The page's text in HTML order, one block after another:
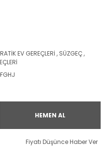
EV GEREÇLERİ , SÜZGEÇ,
HEMEN AL
Fiyatı Düşünce Haber Ver